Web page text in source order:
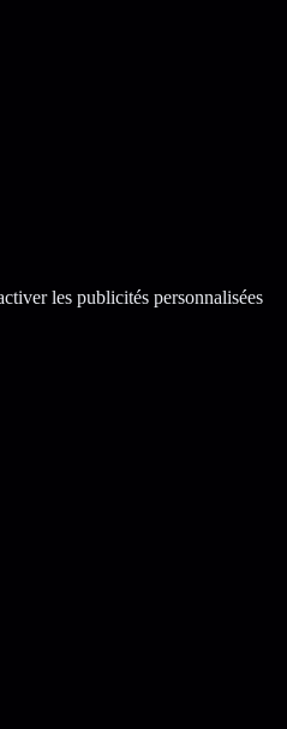
les publicités personnalisées